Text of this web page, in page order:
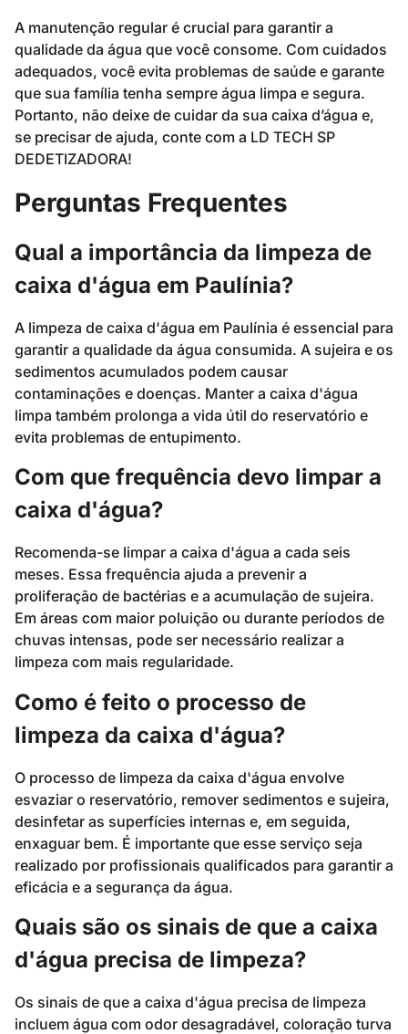
A manutenção regular é crucial para garantir a
qualidade da água que você consome. Com cuidados
adequados, você evita problemas de saúde e garante
que sua família tenha sempre água limpa e segura.
Portanto, não deixe de cuidar da sua caixa d’água e,
se precisar de ajuda, conte com a LD TECH SP
DEDETIZADORA!
Perguntas Frequentes
Qual a importância da limpeza de
caixa d'água em Paulínia?
A limpeza de caixa d'água em Paulínia é essencial para
garantir a qualidade da água consumida. A sujeira e os
sedimentos acumulados podem causar
contaminações e doenças. Manter a caixa d'água
limpa também prolonga a vida útil do reservatório e
evita problemas de entupimento.
Com que frequência devo limpar a
caixa d'água?
Recomenda-se limpar a caixa d'água a cada seis
meses. Essa frequência ajuda a prevenir a
proliferação de bactérias e a acumulação de sujeira.
Em áreas com maior poluição ou durante períodos de
chuvas intensas, pode ser necessário realizar a
limpeza com mais regularidade.
Como é feito o processo de
limpeza da caixa d'água?
O processo de limpeza da caixa d'água envolve
esvaziar o reservatório, remover sedimentos e sujeira,
desinfetar as superfícies internas e, em seguida,
enxaguar bem. É importante que esse serviço seja
realizado por profissionais qualificados para garantir a
eficácia e a segurança da água.
Quais são os sinais de que a caixa
d'água precisa de limpeza?
Os sinais de que a caixa d'água precisa de limpeza
incluem água com odor desagradável, coloração turva